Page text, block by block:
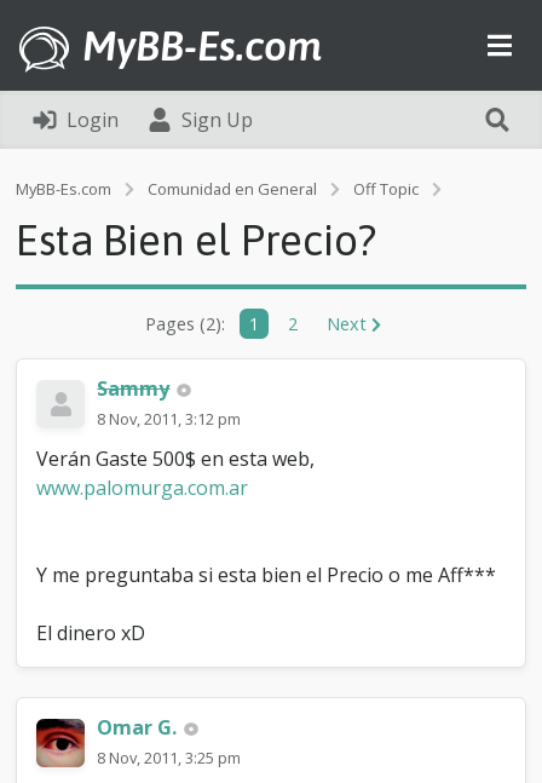
MyBB-Es.com
Login Sign Up
MyBB-Es.com Comunidad en General Off Topic
B
Esta Bien el Precio?
Pages (2): 1 2 Next
Sammy
8 Nov, 2011, 3:12 pm
Verán Gaste 500$ en esta web,
www.palomurga.com.ar
Y me preguntaba si esta bien el Precio o me Aff***
El dinero xD
Omar G.
8 Nov, 2011, 3:25 pm